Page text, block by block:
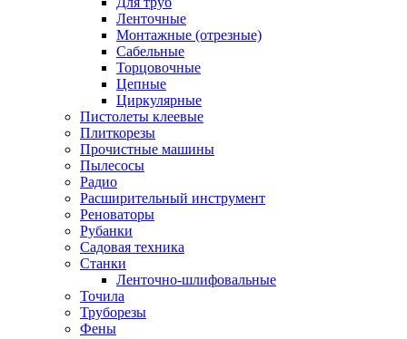
Ленточные
Монтажные (отрезные)
Сабельные
Торцовочные
Цепные
Циркулярные
Пистолеты клеевые
Плиткорезы
Прочистные машины
Пылесосы
Радио
Расширительный инструмент
Реноваторы
Рубанки
Садовая техника
Станки
Ленточно-шлифовальные
Точила
Труборезы
Фены